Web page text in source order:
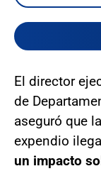
El director
de
aseguró que
expendio
un impacto